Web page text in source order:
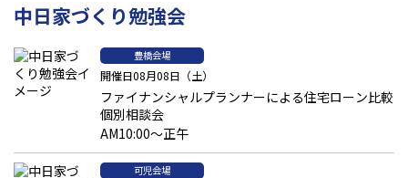
中日家づくり勉強会
豊橋会場
開催日08月08日（土）
ファイナンシャルプランナーによる住宅ローン比較
個別相談会
AM10:00～正午
可児会場